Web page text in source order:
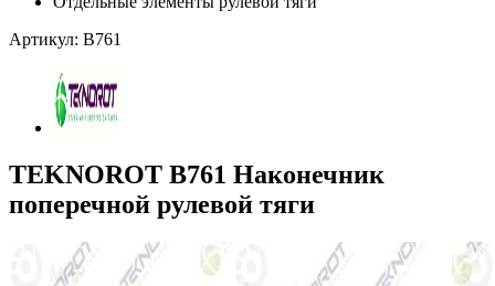
Артикул: B761
TEKNOROT B761 Наконечник
поперечной рулевой тяги